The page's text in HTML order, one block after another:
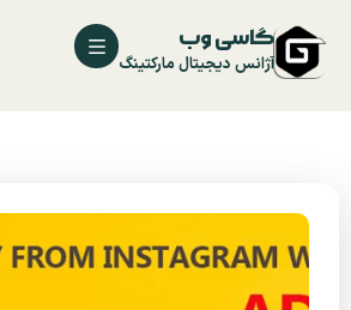
گاسی وب
آژانس دیجیتال مارکتینگ